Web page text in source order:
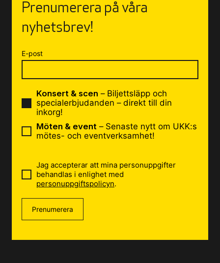
Prenumerera på våra
nyhetsbrev!
E-post
Konsert & scen – Biljettsläpp och
specialerbjudanden – direkt till din
inkorg!
Möten & event – Senaste nytt om UKK:s
mötes- och eventverksamhet!
Jag accepterar att mina personuppgifter
behandlas i enlighet med
personuppgiftspolicyn.
Prenumerera